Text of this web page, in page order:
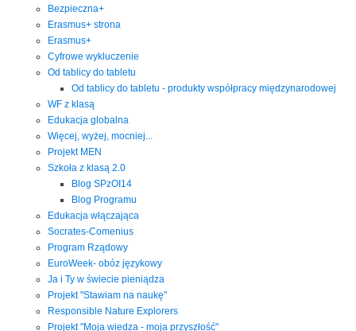
Bezpieczna+
Erasmus+ strona
Erasmus+
Cyfrowe wykluczenie
Od tablicy do tabletu
Od tablicy do tabletu - produkty współpracy międzynarodowej
WF z klasą
Edukacja globalna
Więcej, wyżej, mocniej...
Projekt MEN
Szkoła z klasą 2.0
Blog SPzOI14
Blog Programu
Edukacja włączająca
Socrates-Comenius
Program Rządowy
EuroWeek- obóz językowy
Ja i Ty w świecie pieniądza
Projekt "Stawiam na naukę"
Responsible Nature Explorers
Projekt "Moja wiedza - moja przyszłość"